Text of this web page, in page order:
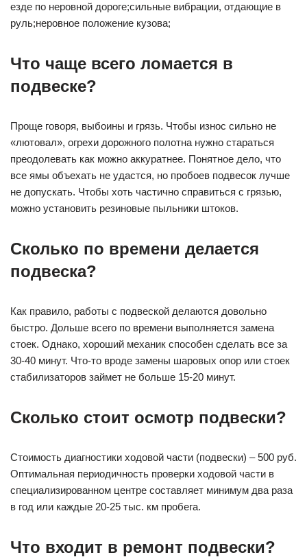
езде по неровной дороге;сильные вибрации, отдающие в
руль;неровное положение кузова;
Что чаще всего ломается в
подвеске?
Проще говоря, выбоины и грязь. Чтобы износ сильно не
«лютовал», огрехи дорожного полотна нужно стараться
преодолевать как можно аккуратнее. Понятное дело, что
все ямы объехать не удастся, но пробоев подвесок лучше
не допускать. Чтобы хоть частично справиться с грязью,
можно установить резиновые пыльники штоков.
Сколько по времени делается
подвеска?
Как правило, работы с подвеской делаются довольно
быстро. Дольше всего по времени выполняется замена
стоек. Однако, хороший механик способен сделать все за
30-40 минут. Что-то вроде замены шаровых опор или стоек
стабилизаторов займет не больше 15-20 минут.
Сколько стоит осмотр подвески?
Стоимость диагностики ходовой части (подвески) – 500 руб.
Оптимальная периодичность проверки ходовой части в
специализированном центре составляет минимум два раза
в год или каждые 20-25 тыс. км пробега.
Что входит в ремонт подвески?